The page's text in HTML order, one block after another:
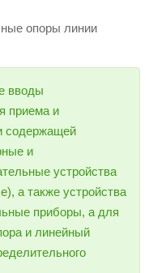
опоры линии
вводы
приема и
содержащей
и
устройства
а также устройства
приборы, а для
и линейный